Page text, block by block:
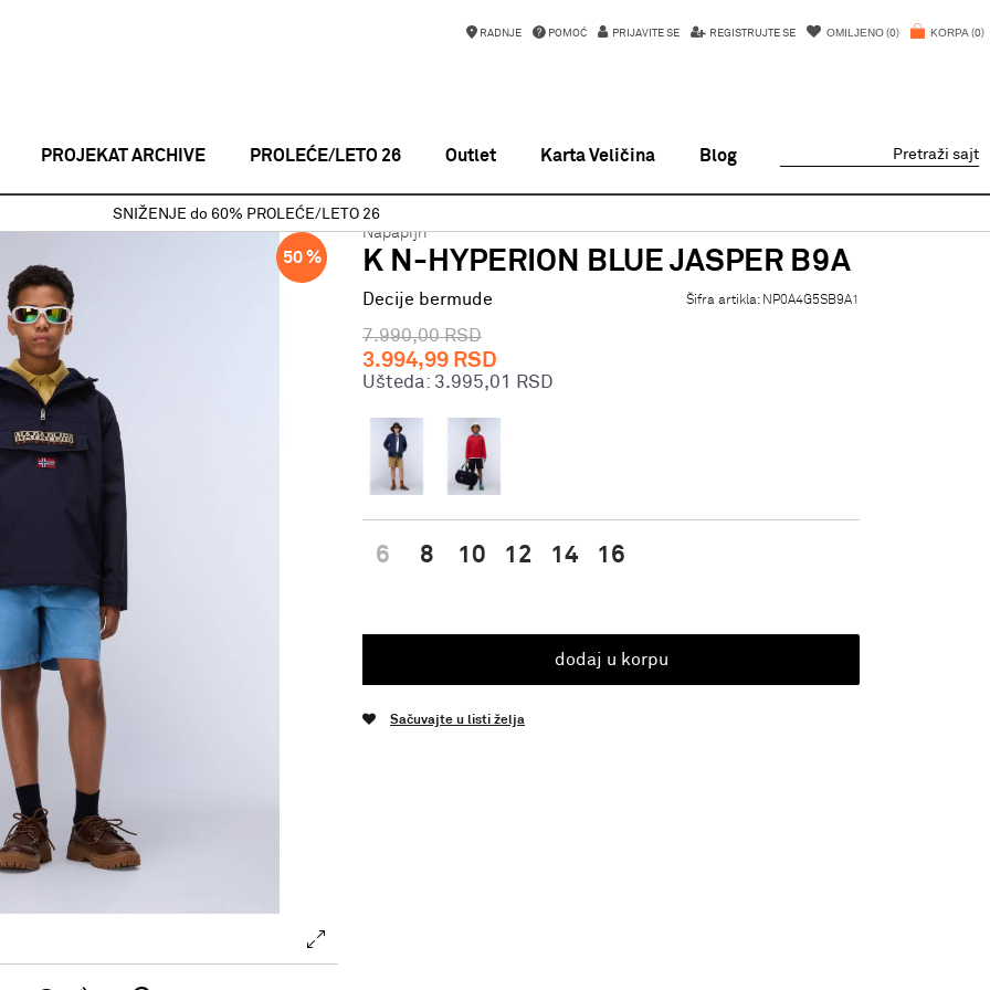
KORPA 0
OMILJENO 0
PRIJAVITE SE REGISTRUJTE SE
RADNJE POMOĆ
PROJEKAT ARCHIVE PROLEĆE/LETO 26 Outlet Karta Veličina Blog Pretraži sajt
SNIŽENJE do 60% PROLEĆE/LETO 26
K N-HYPERION BLUE JASPER B9A
50 %
Napapijri
K N-HYPERION BLUE JASPER B9A
Decije bermude Šifra artikla: NP0A4G5SB9A1
7.990,00 RSD
3.994,99 RSD
Ušteda: 3.995,01 RSD
6 8 10 12 14 16
dodaj u korpu
Sačuvajte u listi želja